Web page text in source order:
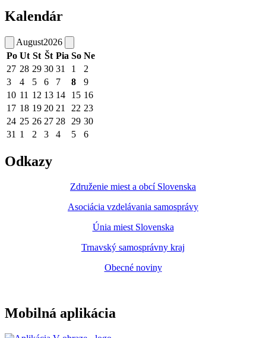
Kalendár
August2026
Po Ut St Št Pia So Ne
27 28 29 30 31 1
2
3
4 5 6 7 8
9
10 11 12 13 14 15 16
17 18 19 20 21 22 23
24 25 26 27 28 29 30
31 1 2 3 4 5 6
Odkazy
Združenie miest a obcí Slovenska
Asociácia vzdelávania samosprávy
Únia miest Slovenska
Trnavský samosprávny kraj
Obecné noviny
Mobilná aplikácia